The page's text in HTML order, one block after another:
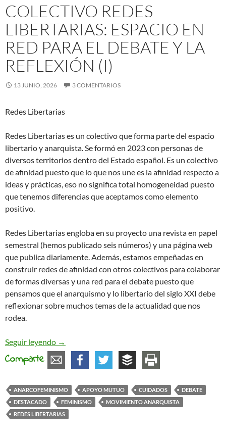
COLECTIVO REDES
LIBERTARIAS: ESPACIO EN
RED PARA EL DEBATE Y LA
REFLEXIÓN (I)
13 JUNIO, 2026 3 COMENTARIOS
Redes Libertarias
Redes Libertarias es un colectivo que forma parte del espacio
libertario y anarquista. Se formó en 2023 con personas de
diversos territorios dentro del Estado español. Es un colectivo
de afinidad puesto que lo que nos une es la afinidad respecto a
ideas y prácticas, eso no significa total homogeneidad puesto
que tenemos diferencias que aceptamos como elemento
positivo.
Redes Libertarias engloba en su proyecto una revista en papel
semestral (hemos publicado seis números) y una página web
que publica diariamente. Además, estamos empeñadas en
construir redes de afinidad con otros colectivos para colaborar
de formas diversas y una red para el debate puesto que
pensamos que el anarquismo y lo libertario del siglo XXI debe
reflexionar sobre muchos temas de la actualidad que nos
rodea.
Seguir leyendo Colectivo Redes Libertarias: espacio en red
→
Comparte
ANARCOFEMINISMO APOYO MUTUO CUIDADOS
DEBATE
DESTACADO
FEMINISMO
MOVIMIENTO ANARQUISTA
REDES LIBERTARIAS